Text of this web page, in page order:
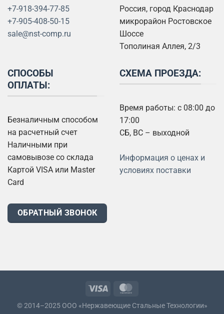
+7-918-394-77-85
+7-905-408-50-15
sale@nst-comp.ru
Россия, город Краснодар
микрорайон Ростовское
Шоссе
Тополиная Аллея, 2/3
СПОСОБЫ
ОПЛАТЫ:
Безналичным способом
на расчетный счет
Наличными при
самовывозе со склада
Картой VISA или Master
Card
СХЕМА ПРОЕЗДА:
Время работы: с 08:00 до
17:00
СБ, ВС – выходной
Информация о ценах и
условиях поставки
ОБРАТНЫЙ ЗВОНОК
© 2014–2025 ООО «Нержавеющие Стальные Технологии»